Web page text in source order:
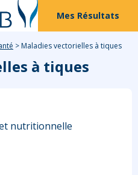
Mes Résultats
> Maladies vectorielles à tiques
à tiques
nutritionnelle